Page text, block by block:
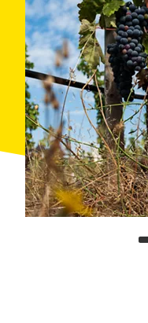
absolut
Handelsmarken
Weine stammen von
gehören und auch
Winzern mit denen
Trauben-Varietäten
Syrah und die
und Grenache Blanc.
Weder die
besucht werden.